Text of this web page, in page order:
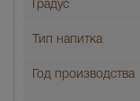
Градус
Тип напитка
Год производства